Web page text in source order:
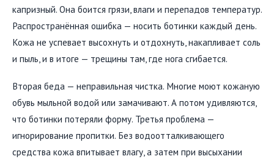
капризный. Она боится грязи, влаги и перепадов температур.
Распространённая ошибка — носить ботинки каждый день.
Кожа не успевает высохнуть и отдохнуть, накапливает соль
и пыль, и в итоге — трещины там, где нога сгибается.
Вторая беда — неправильная чистка. Многие моют кожаную
обувь мыльной водой или замачивают. А потом удивляются,
что ботинки потеряли форму. Третья проблема —
игнорирование пропитки. Без водоотталкивающего
средства кожа впитывает влагу, а затем при высыхании